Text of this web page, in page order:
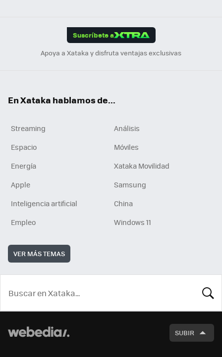
Suscríbete a
Apoya a Xataka y disfruta ventajas exclusivas
En Xataka hablamos de...
Streaming
Análisis
Espacio
Móviles
Energía
Xataka Movilidad
Apple
Samsung
Inteligencia artificial
China
Empleo
Windows 11
VER MÁS TEMAS
SUBIR